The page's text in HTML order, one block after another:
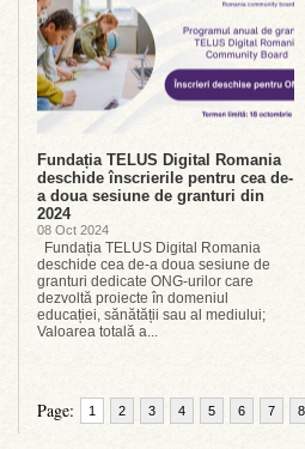
Fundația TELUS Digital Romania
deschide înscrierile pentru cea de-
a doua sesiune de granturi din
2024
08 Oct 2024
Fundația TELUS Digital Romania
deschide cea de-a doua sesiune de
granturi dedicate ONG-urilor care
dezvoltă proiecte în domeniul
educației, sănătății sau al mediului;
Valoarea totală a...
Page: 1 2 3 4 5 6 7 8